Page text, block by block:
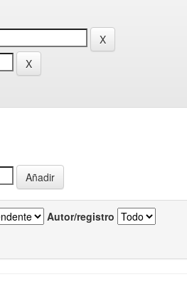
Autor/registro